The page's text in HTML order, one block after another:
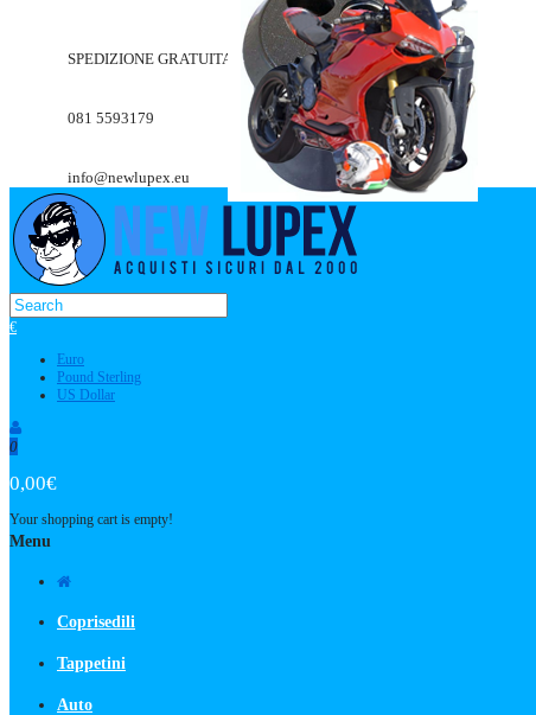
SPEDIZIONE GRATUITA A PARTIRE DA 49.90€
081 5593179
info@newlupex.eu
€
Euro
Pound Sterling
US Dollar
0
0,00€
Your shopping cart is empty!
Menu
Coprisedili
Tappetini
Auto